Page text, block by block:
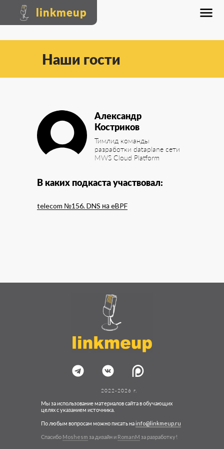
linkmeup
Наши гости
Александр
Костриков
Тимлид команды
разработки dataplane сети
MWS Cloud Platform
В каких подкаста участвовал:
telecom №156. DNS на eBPF
2022-2026 г.
Мы за использование материалов сайта в обучающих
целях с указанием источника.
По любым вопросам можно писать наinfo@linkmeup.ru
Спасибо Moshesm за дизайн и RomanM за разработку!